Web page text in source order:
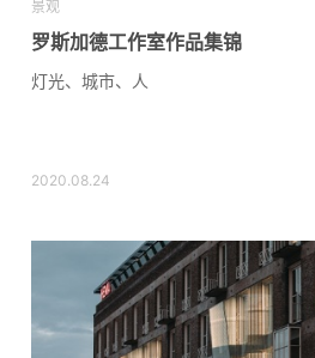
景观
罗斯加德工作室作品集锦
灯光、城市、人
2020.08.24